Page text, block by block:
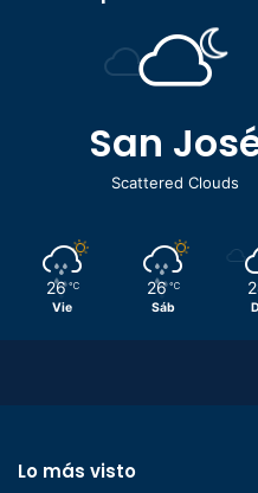
San
Scattered Clouds
26 ℃
Vie
26 ℃
Sáb
Lo más visto